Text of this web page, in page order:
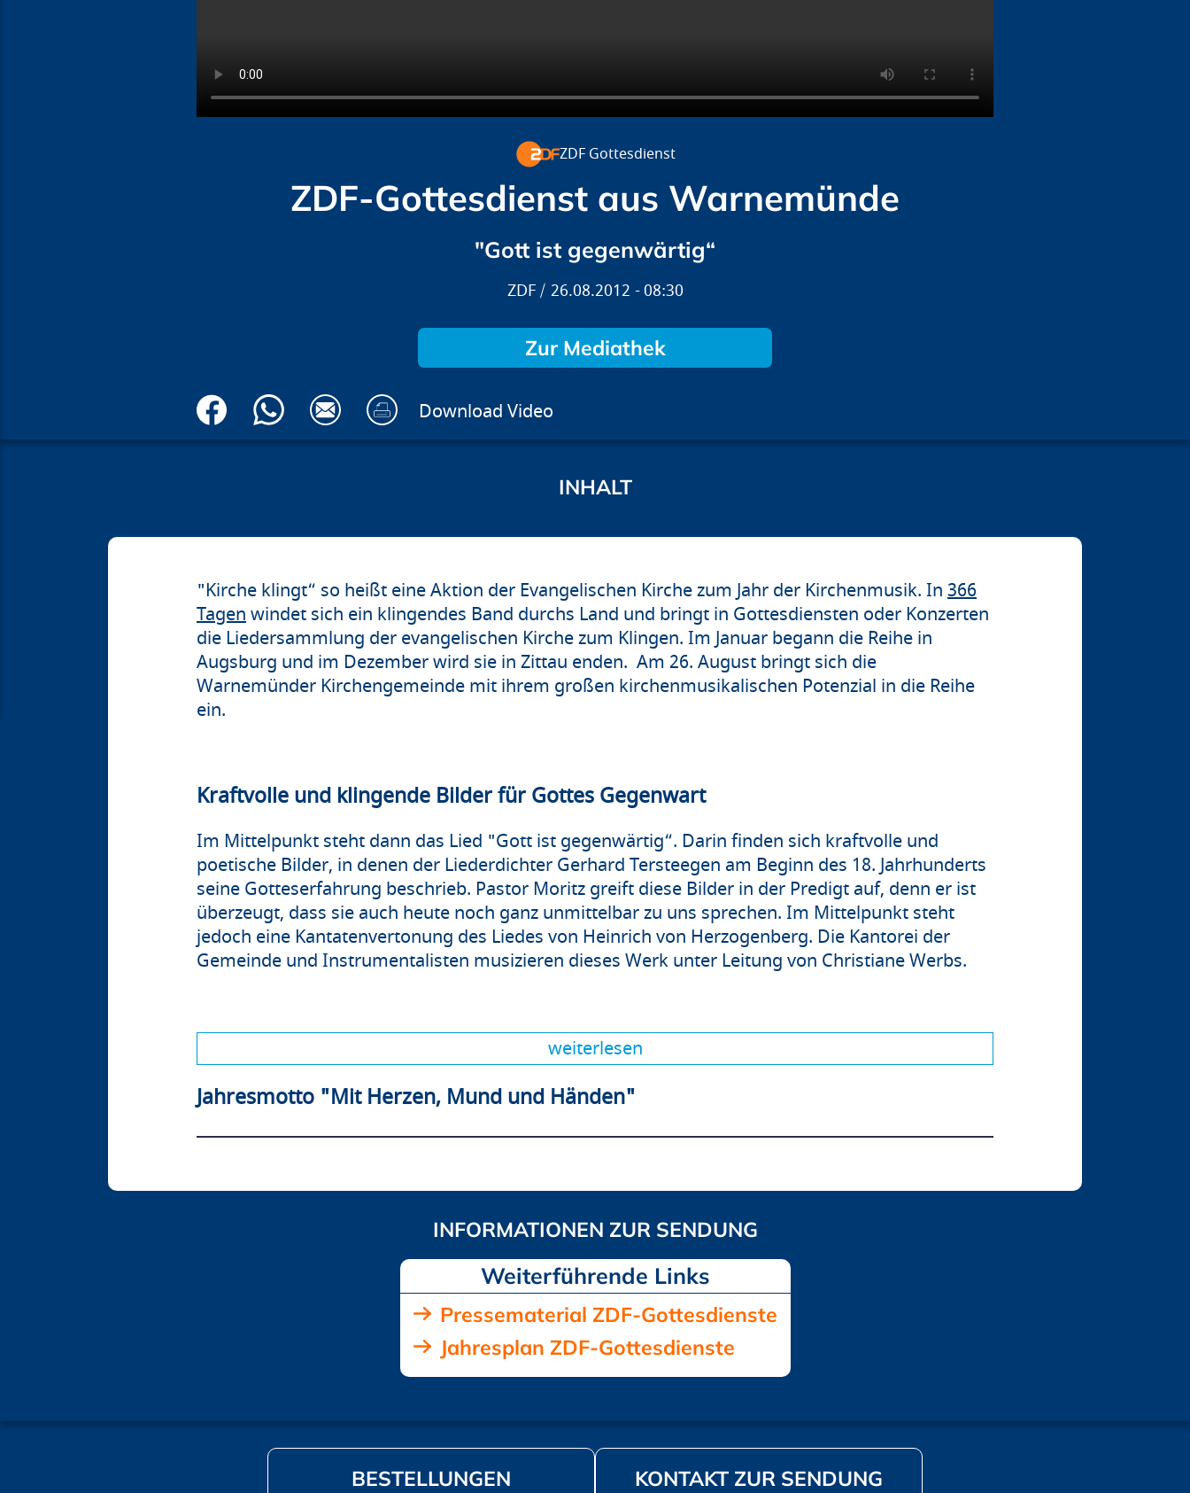
ZDF Gottesdienst
ZDF-Gottesdienst aus Warnemünde
"Gott ist gegenwärtig“
ZDF 26.08.2012 08:30
Zur Mediathek
Download Video
"Kirche klingt“ so heißt eine Aktion der Evangelischen Kirche zum Jahr der Kirchenmusik. In 366
Tagenwindet sich ein klingendes Band durchs Land und bringt in Gottesdiensten oder Konzerten
die Liedersammlung der evangelischen Kirche zum Klingen. Im Januar begann die Reihe in
Augsburg und im Dezember wird sie in Zittau enden. Am 26. August bringt sich die
Warnemünder Kirchengemeinde mit ihrem großen kirchenmusikalischen Potenzial in die Reihe
ein.
Kraftvolle und klingende Bilder für Gottes Gegenwart
Im Mittelpunkt steht dann das Lied "Gott ist gegenwärtig“. Darin finden sich kraftvolle und
poetische Bilder, in denen der Liederdichter Gerhard Tersteegen am Beginn des 18. Jahrhunderts
seine Gotteserfahrung beschrieb. Pastor Moritz greift diese Bilder in der Predigt auf, denn er ist
überzeugt, dass sie auch heute noch ganz unmittelbar zu uns sprechen. Im Mittelpunkt steht
jedoch eine Kantatenvertonung des Liedes von Heinrich von Herzogenberg. Die Kantorei der
Gemeinde und Instrumentalisten musizieren dieses Werk unter Leitung von Christiane Werbs.
weiterlesen
Jahresmotto "Mit Herzen, Mund und Händen"
Pressematerial ZDF-Gottesdienste
Jahresplan ZDF-Gottesdienste
BESTELLUNGEN
KONTAKT ZUR SENDUNG